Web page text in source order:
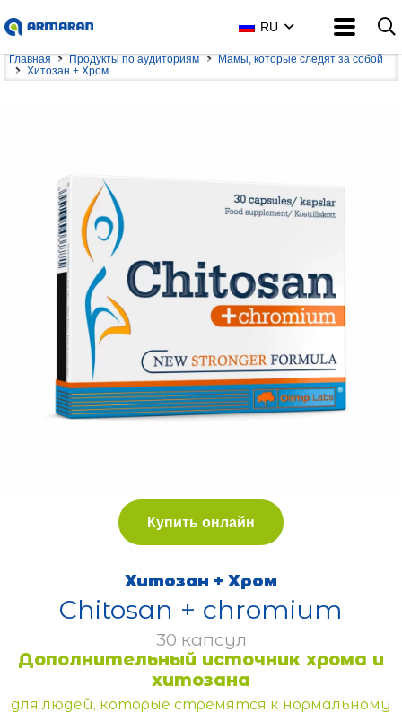
RU
Главная Продукты по аудиториям
Мамы, которые следят за собой
Хитозан + Хром
Купить онлайн
Хитозан + Хром
Chitosan + chromium
30 капсул
Дополнительный источник хрома и
хитозана
для людей, которые стремятся к нормальному